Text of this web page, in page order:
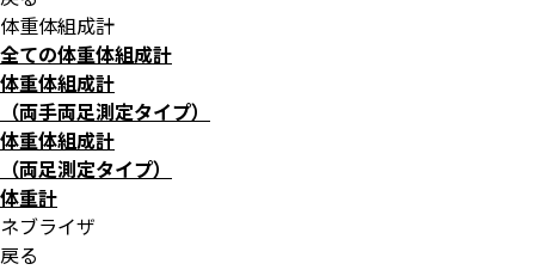
体重体組成計
全ての体重体組成計
体重体組成計
（両手両足測定タイプ）
体重体組成計
（両足測定タイプ）
体重計
ネブライザ
戻る